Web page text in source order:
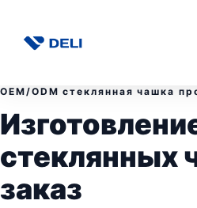
OEM/ODM стеклянная чашка
стеклянных
заказ